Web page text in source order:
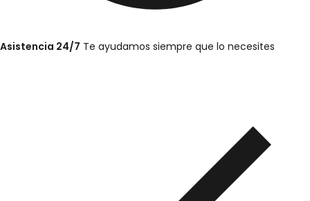
Asistencia 24/7 Te ayudamos siempre que lo necesites